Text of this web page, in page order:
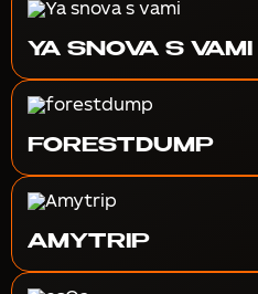
YA SNOVA S VAMI
FORESTDUMP
AMYTRIP